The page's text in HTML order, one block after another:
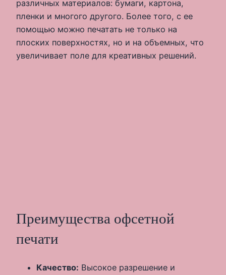
различных материалов: бумаги, картона,
пленки и многого другого. Более того, с ее
помощью можно печатать не только на
плоских поверхностях, но и на объемных, что
увеличивает поле для креативных решений.
Преимущества офсетной
печати
Качество: Высокое разрешение и